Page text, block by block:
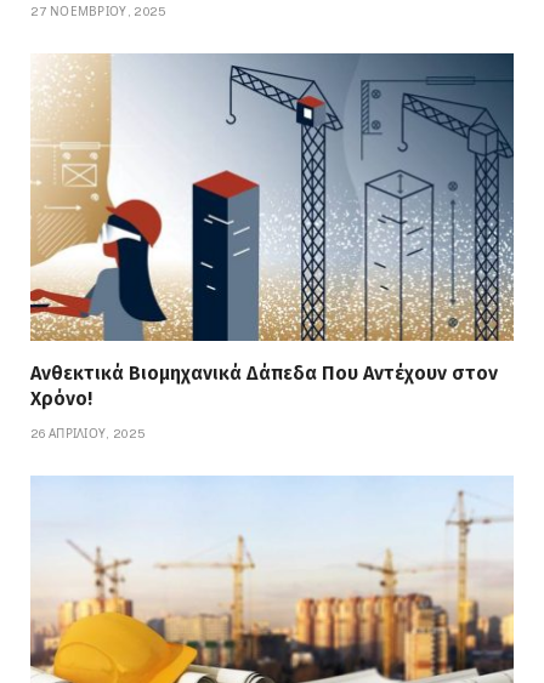
27 ΝΟΕΜΒΡΊΟΥ, 2025
Ανθεκτικά Βιομηχανικά Δάπεδα Που Αντέχουν στον
Χρόνο!
26 ΑΠΡΙΛΊΟΥ, 2025